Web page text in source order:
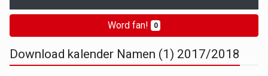
Word fan! 0
Download kalender Namen (1) 2017/2018